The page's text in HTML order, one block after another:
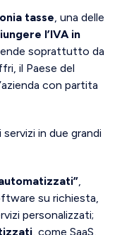
tasse , una delle
l’IVA in
soprattutto da
il Paese del
con partita
in due grandi
su richiesta,
personalizzati;
, come SaaS,